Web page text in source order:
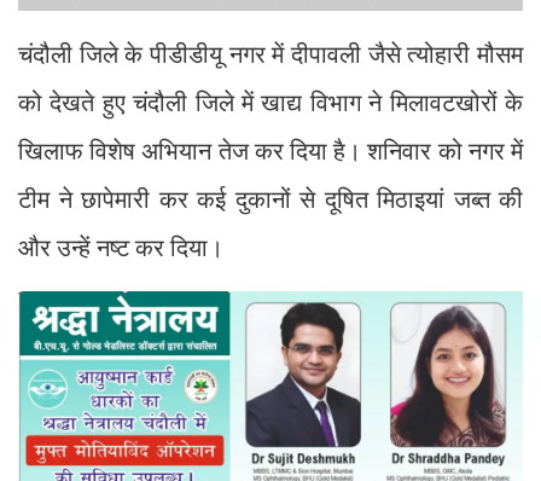
चंदौली जिले के पीडीडीयू नगर में दीपावली जैसे त्योहारी मौसम
को देखते हुए चंदौली जिले में खाद्य विभाग ने मिलावटखोरों के
खिलाफ विशेष अभियान तेज कर दिया है। शनिवार को नगर में
टीम ने छापेमारी कर कई दुकानों से दूषित मिठाइयां जब्त की
और उन्हें नष्ट कर दिया।